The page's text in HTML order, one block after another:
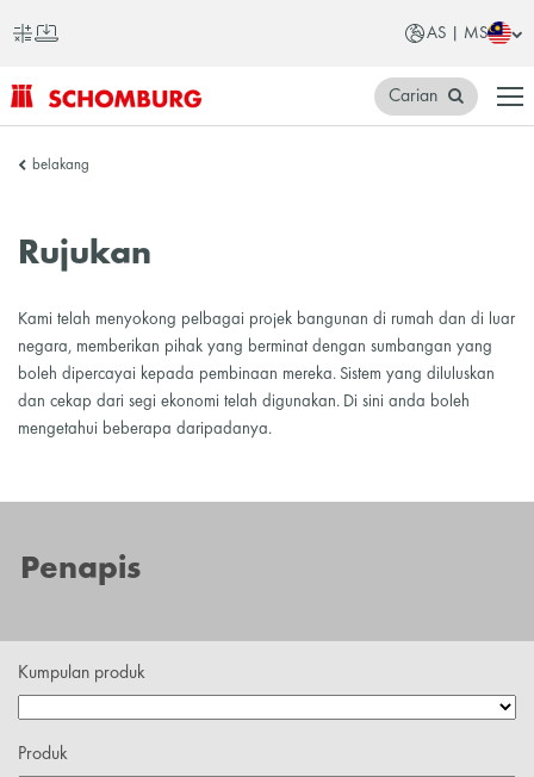
AS | MS
SCHOMBURG
Carian
belakang
Rujukan
Kami telah menyokong pelbagai projek bangunan di rumah dan di luar
negara, memberikan pihak yang berminat dengan sumbangan yang
boleh dipercayai kepada pembinaan mereka. Sistem yang diluluskan
dan cekap dari segi ekonomi telah digunakan. Di sini anda boleh
mengetahui beberapa daripadanya.
Penapis
Kumpulan produk
Produk